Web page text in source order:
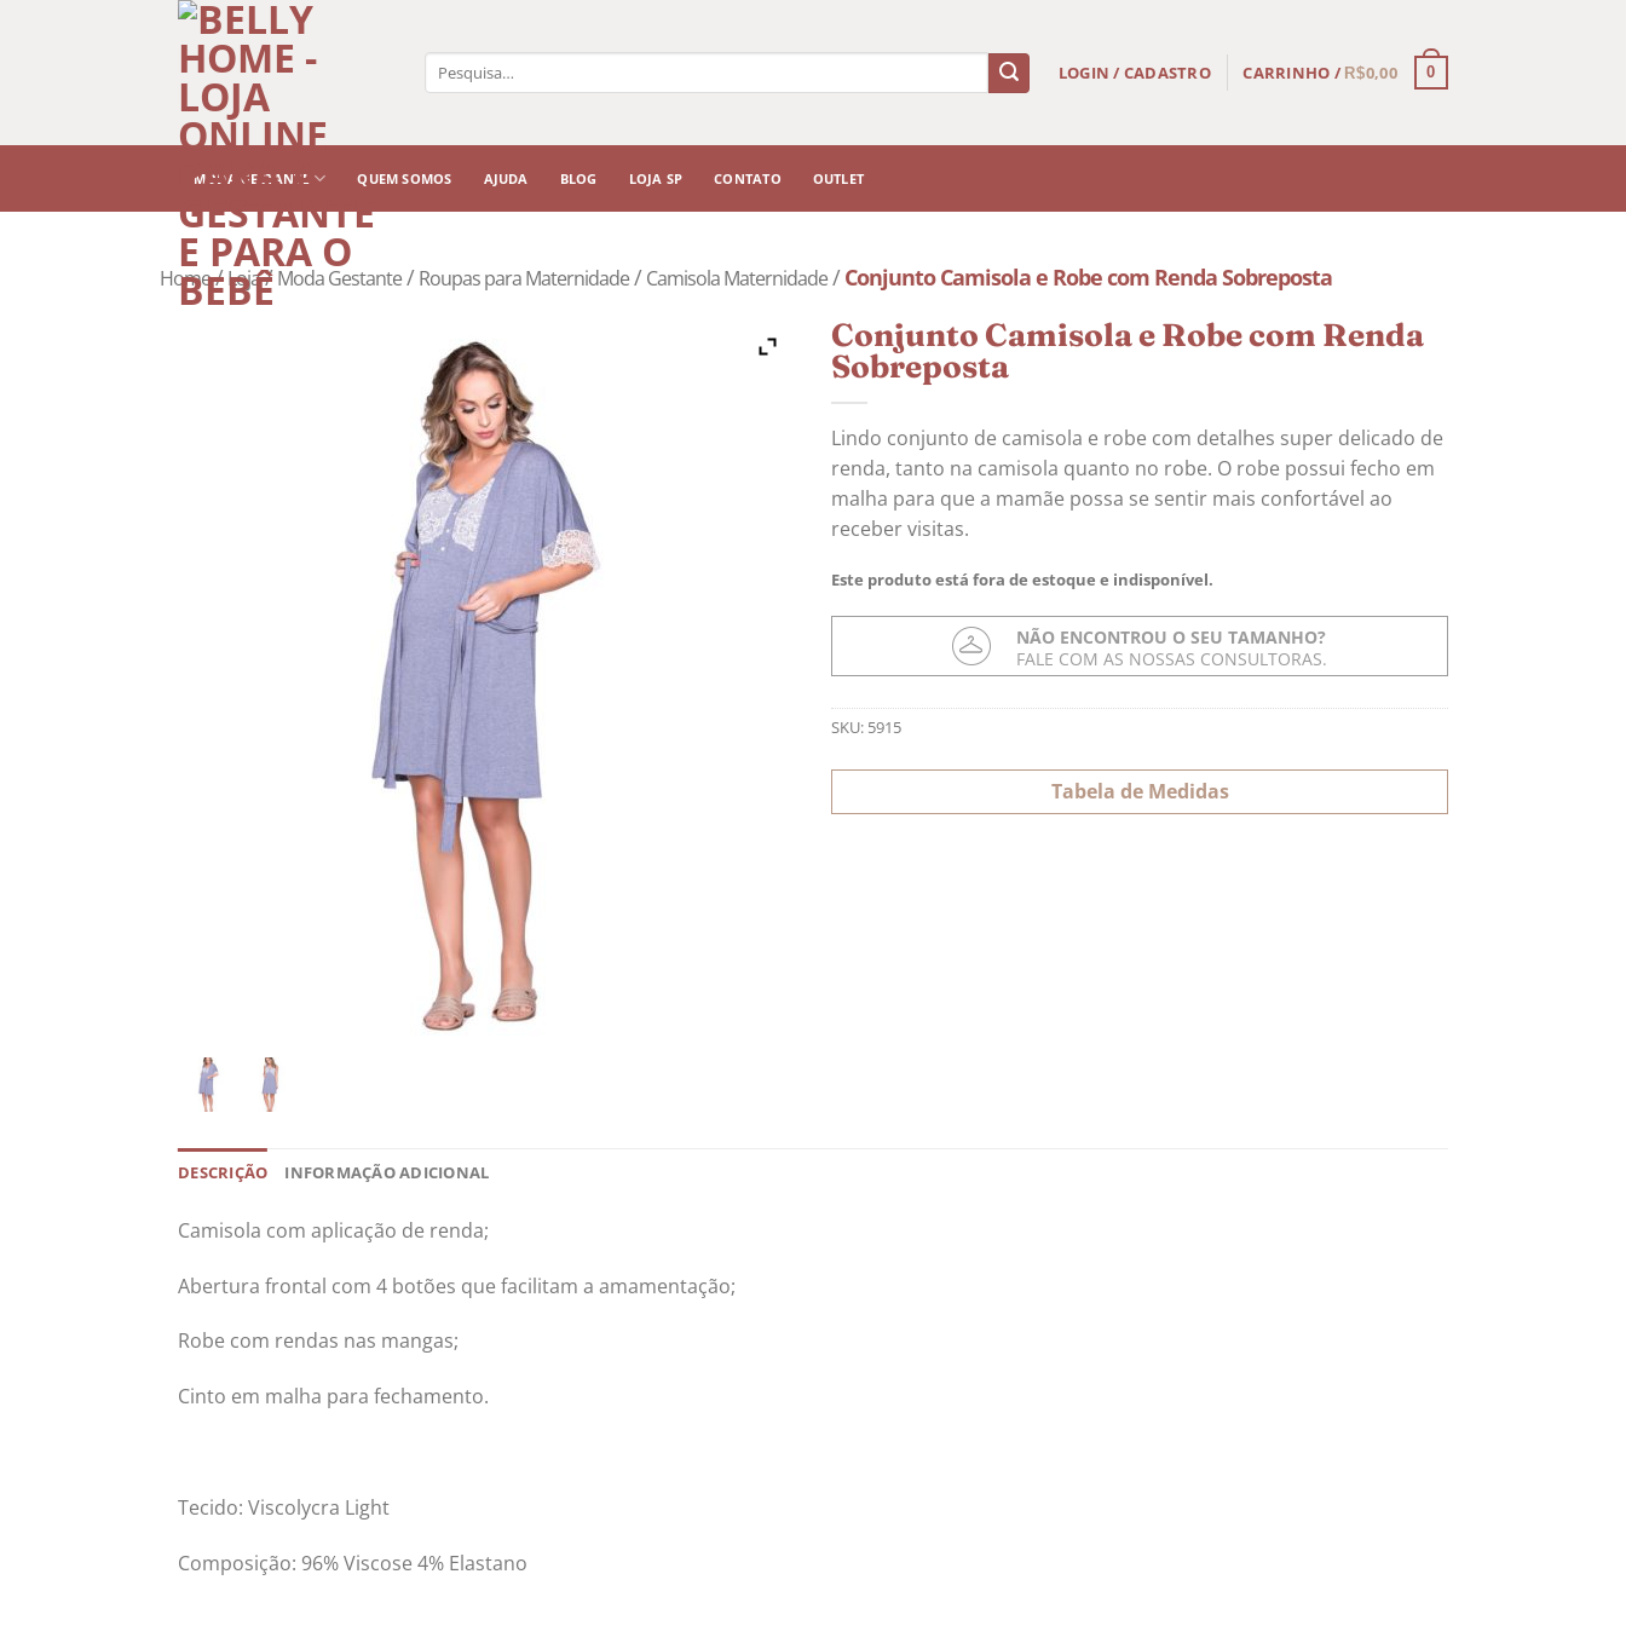
Pesquisar
LOGIN / CADASTRO CARRINHO / R$0,00 0
MODA GESTANTE QUEM SOMOS AJUDA BLOG LOJA SP CONTATO OUTLET
Home/Loja/Moda Gestante/Roupas para Maternidade/Camisola Maternidade/Conjunto Camisola e Robe com Renda Sobreposta
Conjunto Camisola e Robe com Renda
Sobreposta
Lindo conjunto de camisola e robe com detalhes super delicado de
renda, tanto na camisola quanto no robe. O robe possui fecho em
malha para que a mamãe possa se sentir mais confortável ao
receber visitas.
Este produto está fora de estoque e indisponível.
NÃO ENCONTROU O SEU TAMANHO?
FALE COM AS NOSSAS CONSULTORAS.
SKU: 5915
Tabela de Medidas
DESCRIÇÃO INFORMAÇÃO ADICIONAL
Camisola com aplicação de renda;
Abertura frontal com 4 botões que facilitam a amamentação;
Robe com rendas nas mangas;
Cinto em malha para fechamento.
Tecido: Viscolycra Light
Composição: 96% Viscose 4% Elastano